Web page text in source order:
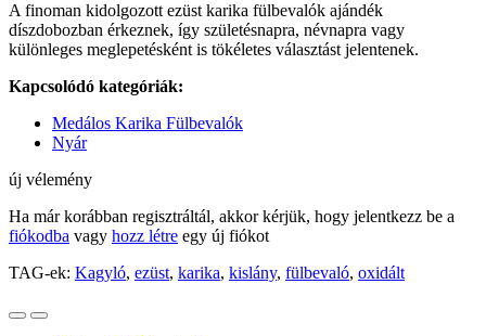
A finoman kidolgozott ezüst karika fülbevalók ajándék
díszdobozban érkeznek, így születésnapra, névnapra vagy
különleges meglepetésként is tökéletes választást jelentenek.
Kapcsolódó kategóriák:
Medálos Karika Fülbevalók
Nyár
új vélemény
Ha már korábban regisztráltál, akkor kérjük, hogy jelentkezz be a
fiókodba vagy hozz létre egy új fiókot
TAG-ek: Kagyló, ezüst, karika, kislány, fülbevaló, oxidált